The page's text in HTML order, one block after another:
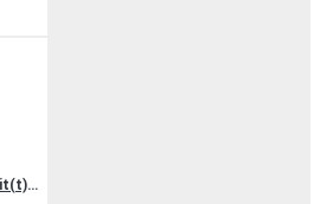
Bestecktasche Knastkit(t)chen